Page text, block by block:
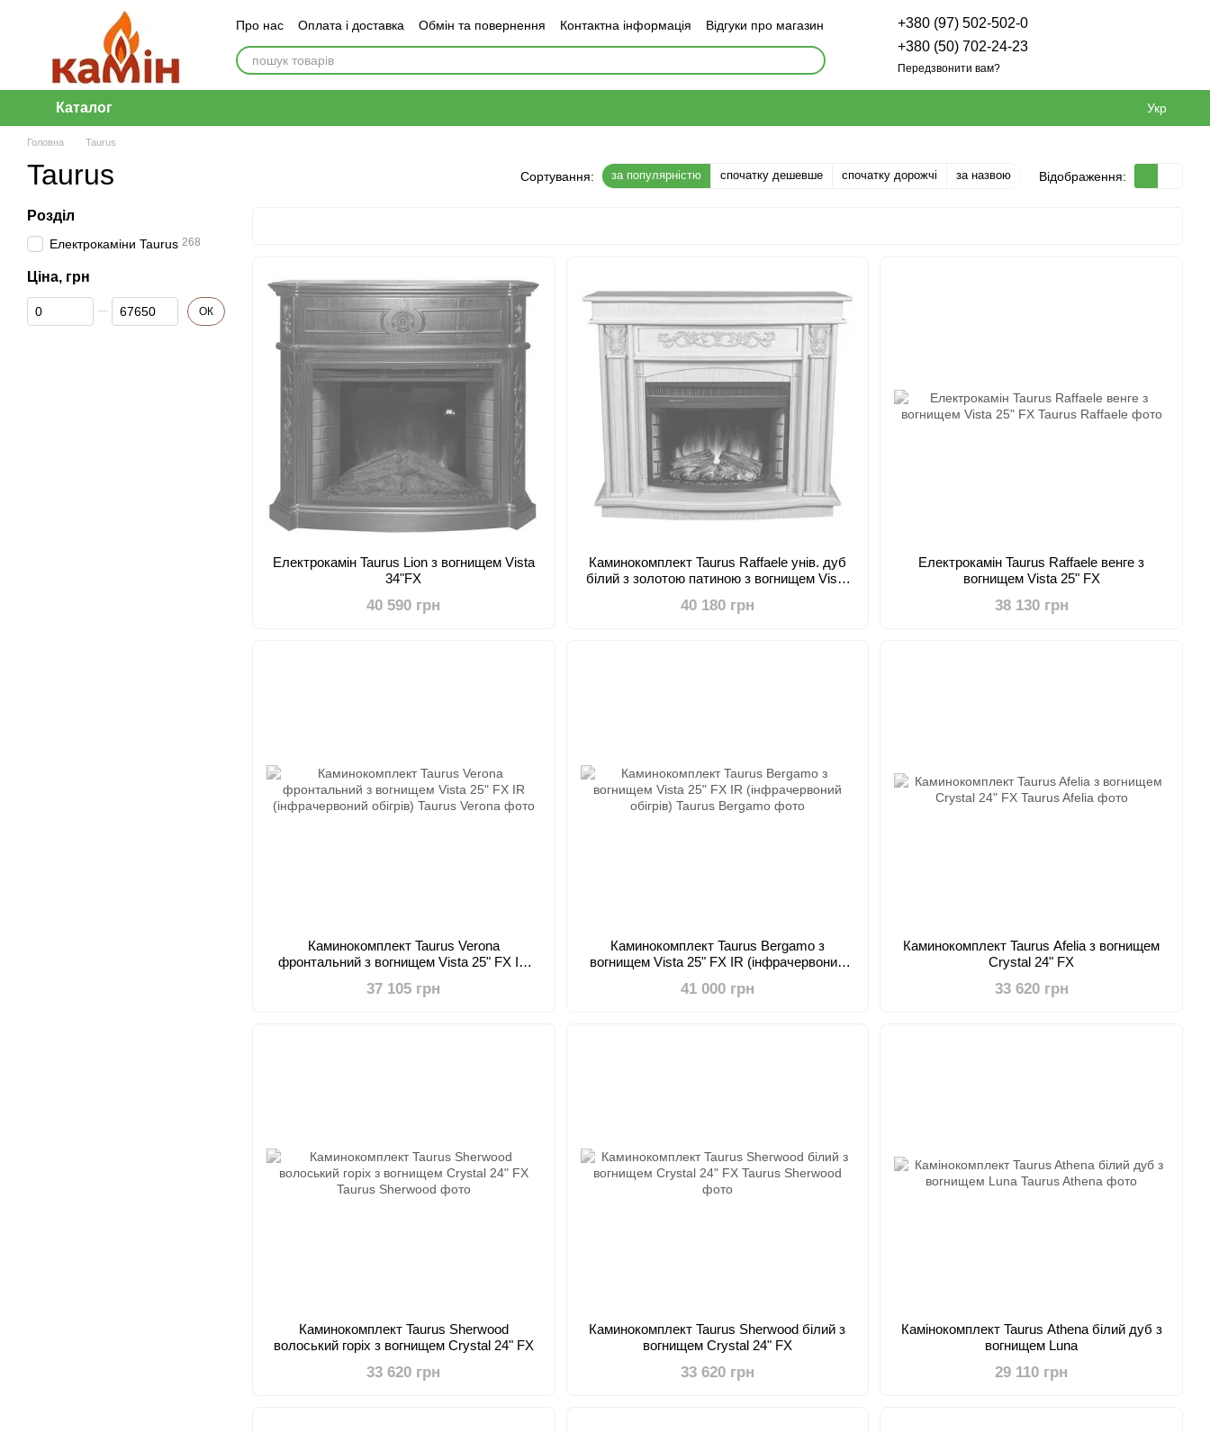
Перейти до основного контенту
Про нас Оплата і доставка Обмін та повернення Контактна інформація Відгуки про магазин
+380 (97) 502-502-0
+380 (50) 702-24-23
Передзвонити вам?
Каталог Укр
Головна Taurus
Taurus Сортування: за популярністю спочатку дешевше спочатку дорожчі за назвою Відображення:
Електрокамін Taurus Lion з вогнищем Vista
34"FX
40 590 грн
Каминокомплект Taurus Raffaele унів. дуб
білий з золотою патиною з вогнищем Vista
40 180 грн
Електрокамін Taurus Raffaele венге з
вогнищем Vista 25" FX
38 130 грн
Каминокомплект Taurus Verona
фронтальний з вогнищем Vista 25" FX IR
37 105 грн
Каминокомплект Taurus Bergamo з
вогнищем Vista 25" FX IR (інфрачервоний
41 000 грн
Каминокомплект Taurus Afelia з вогнищем
Crystal 24" FX
33 620 грн
Каминокомплект Taurus Sherwood
волоський горіх з вогнищем Crystal 24" FX
33 620 грн
Каминокомплект Taurus Sherwood білий з
вогнищем Crystal 24" FX
33 620 грн
Камінокомплект Taurus Athena білий дуб з
вогнищем Luna
29 110 грн
Розділ
Електрокаміни Taurus 268
Ціна, грн
Від Ціна, грн
До Ціна, грн ОК